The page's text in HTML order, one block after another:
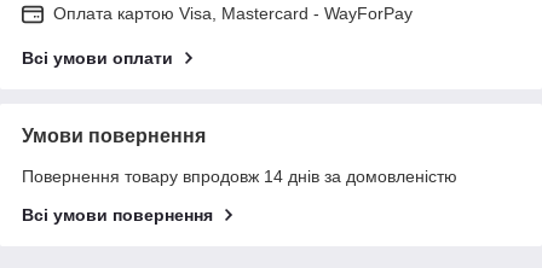
Оплата картою Visa, Mastercard - WayForPay
Всі умови оплати
Умови повернення
Повернення товару впродовж 14 днів за домовленістю
Всі умови повернення